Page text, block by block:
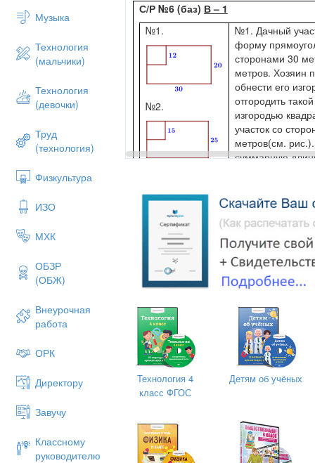
Музыка
Технология
(мальчики)
Технология
(девочки)
Труд
(технология)
Физкультура
ИЗО
МХК
ОБЗР
(ОБЖ)
Внеурочная
работа
ОРК
Директору
Завучу
Классному
руководителю
С/Р №6 (баз) В – 1
№1.
№2.
№1. Дачный
форму
сторонами 30
метров. Хозяин
обнести его
отгородить
изгородью
участок со
метров(см.
суммарную
№2. Дачный участок имеет форму
прямоугольника со сторонами 25
метров. Хозяин отгородил на
квадратный вольер со стороной 15
рис.). Найдите площадь
участка. Ответ дайте в квадратных
Технология 4
класс ФГОС
Детям об учёных